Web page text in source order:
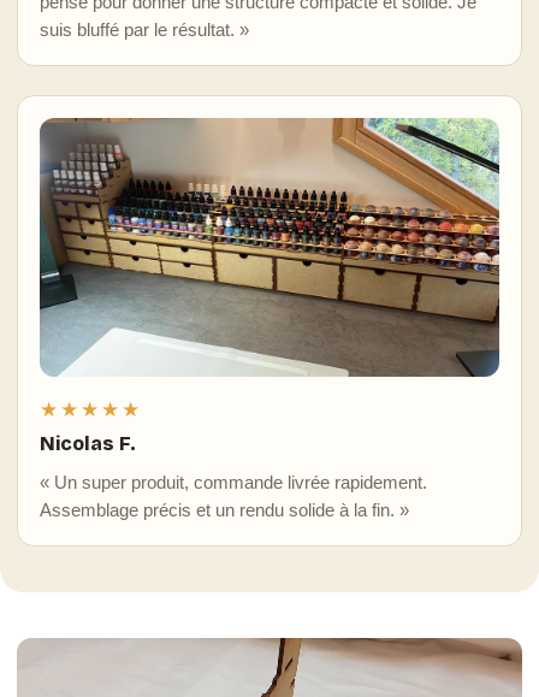
suis bluffé par le résultat. »
★★★★★
Nicolas F.
« Un super produit, commande livrée rapidement.
Assemblage précis et un rendu solide à la fin. »